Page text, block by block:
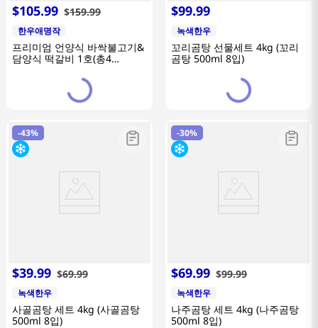
$105.99 $159.99
한우애명작
프리미엄 언양식 바싹불고기&
담양식 떡갈비 1호(총4
$99.99
녹색한우
꼬리곰탕 선물세트 4kg (꼬리
곰탕 500ml 8입)
-43%
$39.99 $69.99
녹색한우
사골곰탕 세트 4kg (사골곰탕
500ml 8입)
-30%
$69.99 $99.99
녹색한우
나주곰탕 세트 4kg (나주곰탕
500ml 8입)